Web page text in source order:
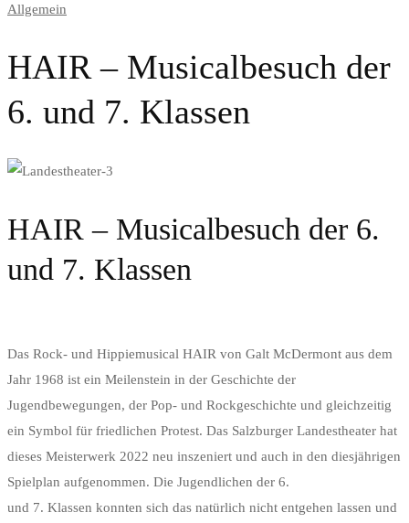
Allgemein
HAIR – Musicalbesuch der
6. und 7. Klassen
HAIR – Musicalbesuch der 6.
und 7. Klassen
Das Rock- und Hippiemusical HAIR von Galt McDermont aus dem
Jahr 1968 ist ein Meilenstein in der Geschichte der
Jugendbewegungen, der Pop- und Rockgeschichte und gleichzeitig
ein Symbol für friedlichen Protest. Das Salzburger Landestheater hat
dieses Meisterwerk 2022 neu inszeniert und auch in den diesjährigen
Spielplan aufgenommen. Die Jugendlichen der 6.
und 7. Klassen konnten sich das natürlich nicht entgehen lassen und